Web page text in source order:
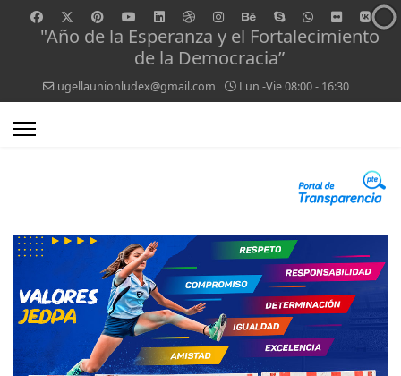
"Año de la Esperanza y el Fortalecimiento
de la Democracia”
ugellaunionludex@gmail.com Lun -Vie 08:00 - 16:30